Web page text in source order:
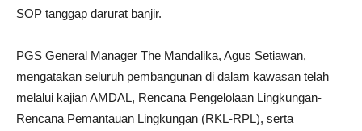
SOP tanggap darurat banjir.
PGS General Manager The Mandalika, Agus Setiawan,
mengatakan seluruh pembangunan di dalam kawasan telah
melalui kajian AMDAL, Rencana Pengelolaan Lingkungan-
Rencana Pemantauan Lingkungan (RKL-RPL), serta